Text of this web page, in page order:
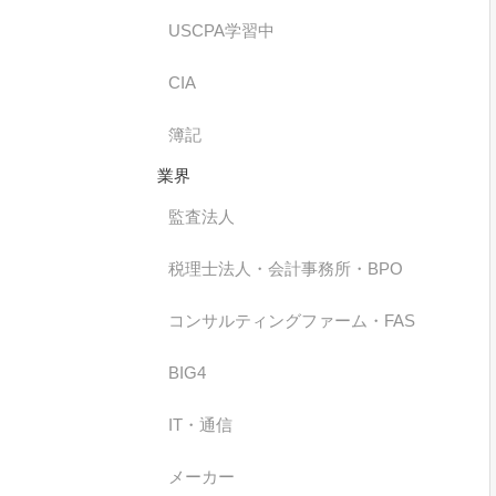
USCPA学習中
CIA
簿記
業界
監査法人
税理士法人・会計事務所・BPO
コンサルティングファーム・FAS
BIG4
IT・通信
メーカー